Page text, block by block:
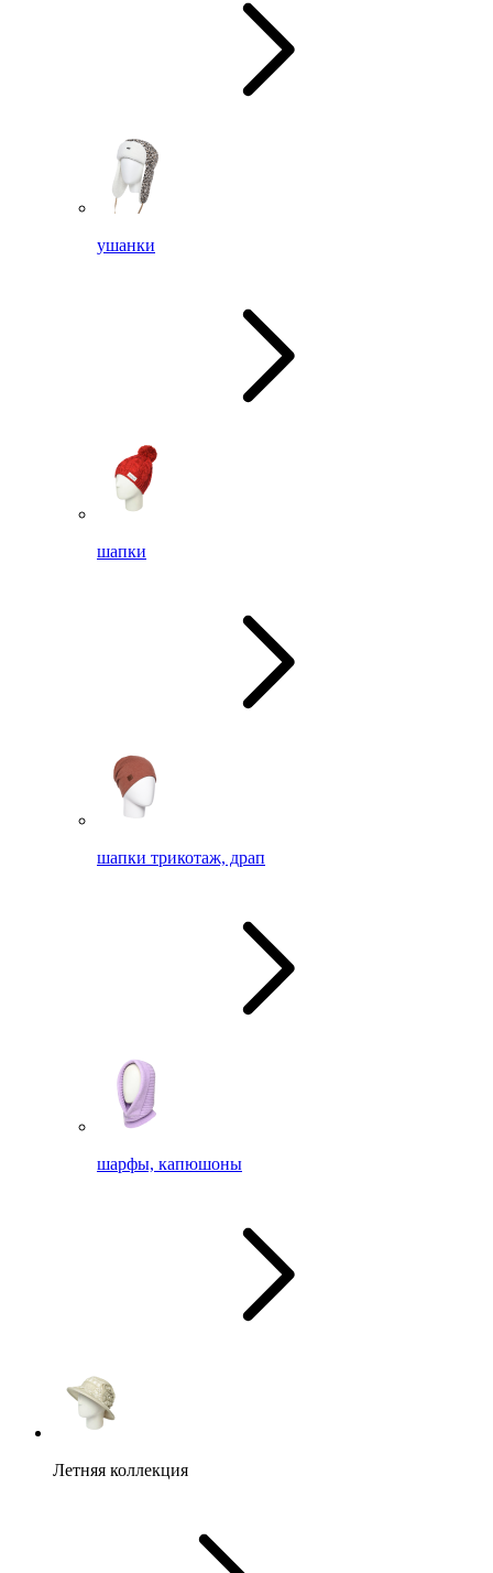
ушанки
шапки
шапки трикотаж, драп
шарфы, капюшоны
Летняя коллекция